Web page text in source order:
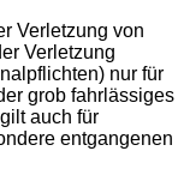
Verletzung von
Verletzung
nur für
grob fahrlässiges
auch für
entgangenen